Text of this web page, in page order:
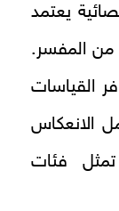
يعتمد
من المفسر.
القياسات
الانعكاس
فئات